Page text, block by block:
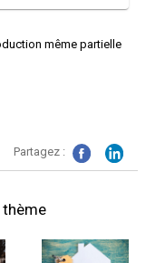
médias et
l'auteure du livre
même partielle
Partagez :